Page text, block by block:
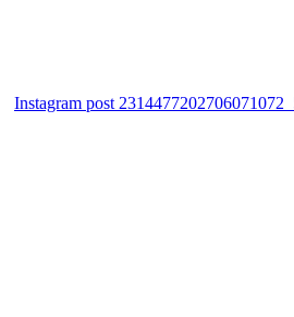
Instagram post